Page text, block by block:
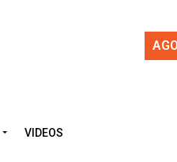
VIDEOS